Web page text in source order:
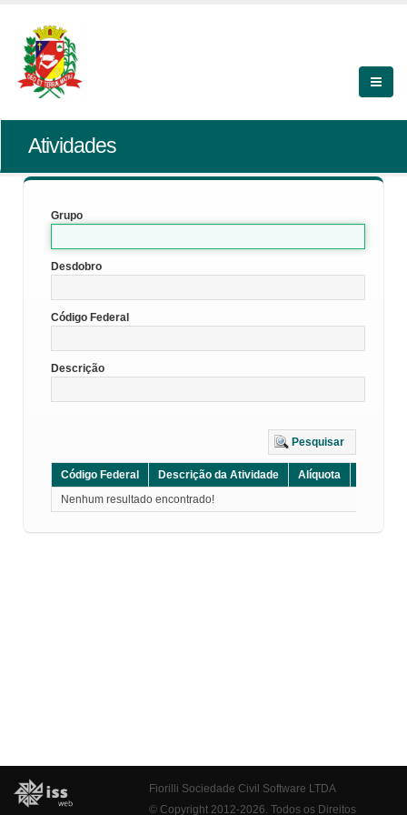
Atividades
Grupo
Desdobro
Código Federal
Descrição
Pesquisar
Código Federal Descrição da Atividade Alíquota
Nenhum resultado encontrado!
Fiorilli Sociedade Civil Software LTDA
© Copyright 2012-2026. Todos os Direitos